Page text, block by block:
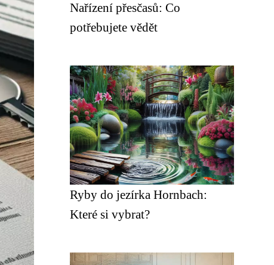
Nařízení přesčasů: Co
potřebujete vědět
Ryby do jezírka Hornbach:
Které si vybrat?